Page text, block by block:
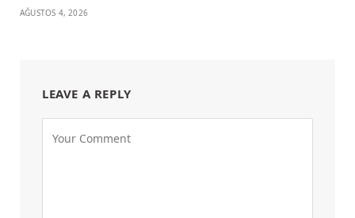
AĞUSTOS 4, 2026
LEAVE A REPLY